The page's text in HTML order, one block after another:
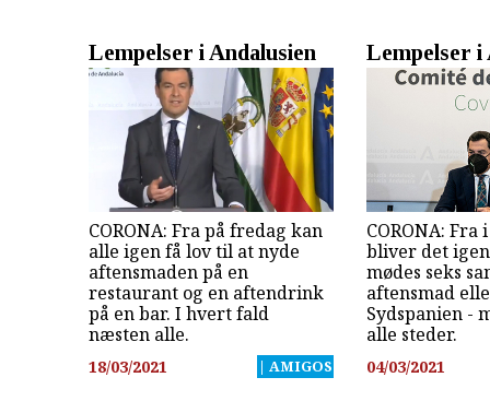
Lempelser i Andalusien
CORONA: Fra på fredag kan
alle igen få lov til at nyde
aftensmaden på en
restaurant og en aftendrink
på en bar. I hvert fald
næsten alle.
18/03/2021 | AMIGOS
Lempelser i
CORONA: Fra
bliver det
mødes seks
aftensmad
Sydspanien -
alle steder.
04/03/2021